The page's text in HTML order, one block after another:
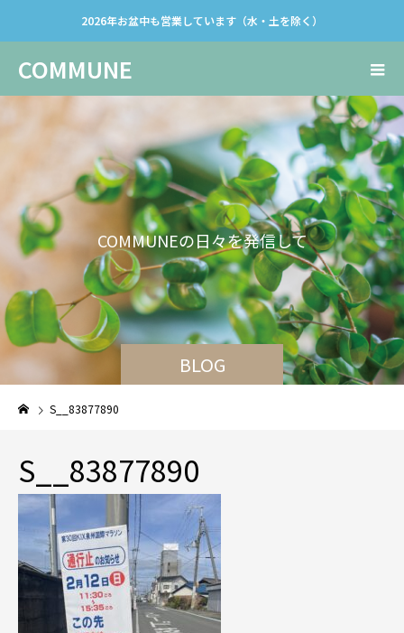
2026年お盆中も営業しています（水・土を除く）
COMMUNE
BLOG
COM MUNEの日々を発信していきます。
S__83877890
S__83877890